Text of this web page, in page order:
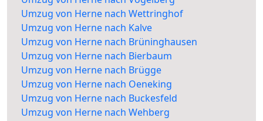
Umzug von Herne nach Wettringhof
Umzug von Herne nach Kalve
Umzug von Herne nach Brüninghausen
Umzug von Herne nach Bierbaum
Umzug von Herne nach Brügge
Umzug von Herne nach Oeneking
Umzug von Herne nach Buckesfeld
Umzug von Herne nach Wehberg